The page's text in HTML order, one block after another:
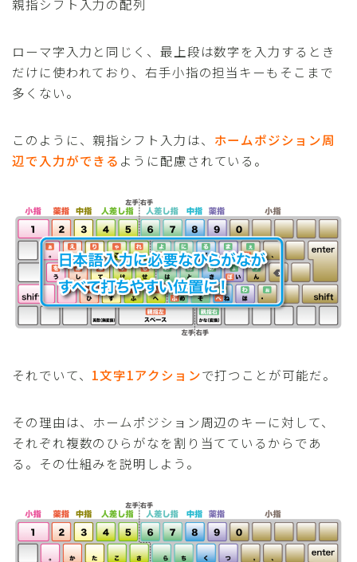
親指シフト入力の配列
ローマ字入力と同じく、最上段は数字を入力するとき
だけに使われており、右手小指の担当キーもそこまで
多くない。
このように、親指シフト入力は、 ホームポジション周
辺で入力ができる ように配慮されている。
それでいて、 1文字1アクションで打つことが可能だ。
その理由は、ホームポジション周辺のキーに対して、
それぞれ複数のひらがなを割り当てているからであ
る。その仕組みを説明しよう。